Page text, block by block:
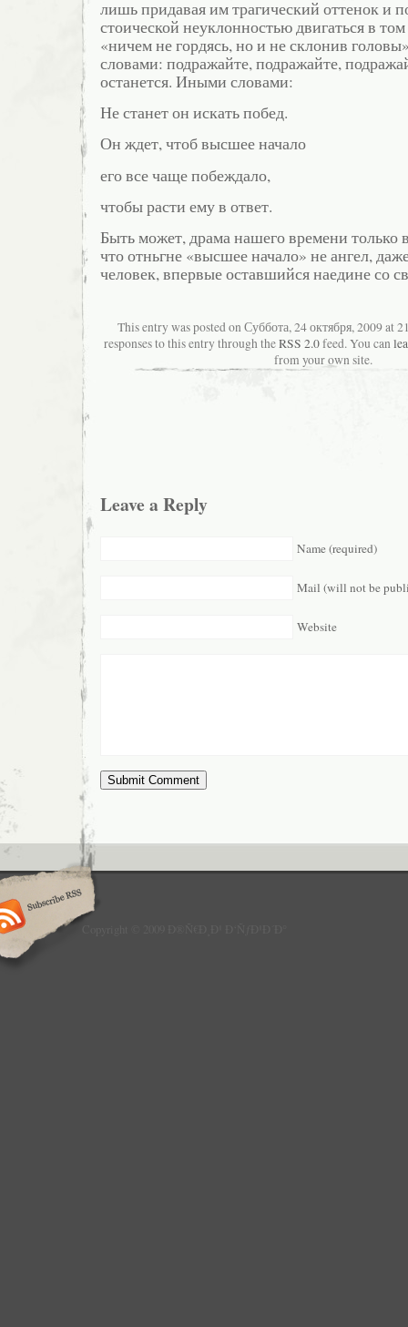
лишь придавая им трагический оттенок и
стоической неуклонностью двигаться в
«ничем не гордясь, но и не склонив
словами: подражайте, подражайте,
останется. Иными словами:
Не станет он искать побед.
Он ждет, чтоб высшее начало
его все чаще побеждало,
чтобы расти ему в ответ.
Быть может, драма нашего времени только
что отньгне «высшее начало» не ангел,
человек, впервые оставшийся наедине со
This entry was posted on Суббота, 24 октября, 2009 at
responses to this entry through theRSS 2.0feed. You can
from your own site.
Leave a Reply
Name (required)
Mail (will not be
Website